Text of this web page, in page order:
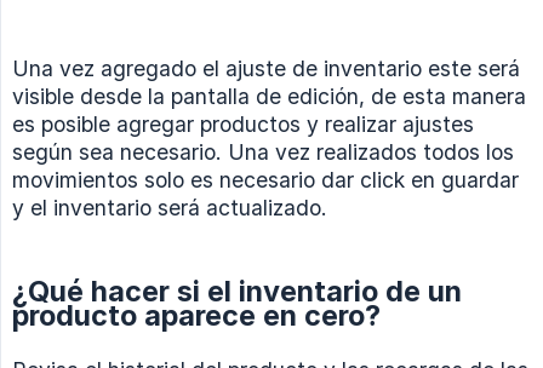
Una vez agregado el ajuste de inventario este será
visible desde la pantalla de edición, de esta manera
es posible agregar productos y realizar ajustes
según sea necesario. Una vez realizados todos los
movimientos solo es necesario dar click en guardar
y el inventario será actualizado.
¿Qué hacer si el inventario de un
producto aparece en cero?